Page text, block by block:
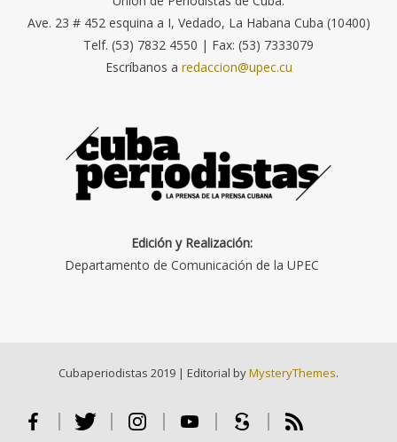
Ave. 23 # 452 esquina a I, Vedado, La Habana Cuba (10400)
Telf. (53) 7832 4550 | Fax: (53) 7333079
Escríbanos a redaccion@upec.cu
Edición y Realización:
Departamento de Comunicación de la UPEC
Cubaperiodistas 2019 | Editorial byMysteryThemes.
Facebook Twitter Instagram Youtube Scribd RSS